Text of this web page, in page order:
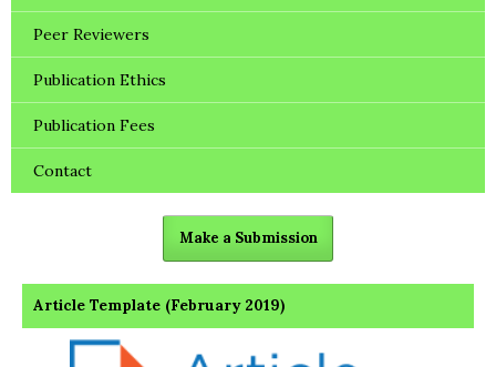
Peer Reviewers
Publication Ethics
Publication Fees
Contact
Make a Submission
Article Template (February 2019)